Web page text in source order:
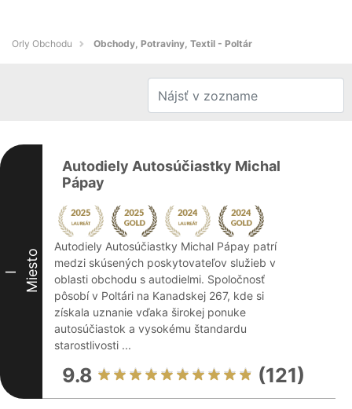
Orly Obchodu Obchody, Potraviny, Textil - Poltár
I Miesto
Autodiely Autosúčiastky Michal
Pápay
Autodiely Autosúčiastky Michal Pápay patrí
medzi skúsených poskytovateľov služieb v
oblasti obchodu s autodielmi. Spoločnosť
pôsobí v Poltári na Kanadskej 267, kde si
získala uznanie vďaka širokej ponuke
autosúčiastok a vysokému štandardu
starostlivosti ...
9.8 (121)